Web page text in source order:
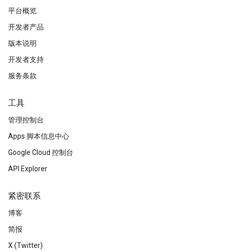
平台概览
开发者产品
版本说明
开发者支持
服务条款
工具
管理控制台
Apps 脚本信息中心
Google Cloud 控制台
API Explorer
紧密联系
博客
简报
X (Twitter)